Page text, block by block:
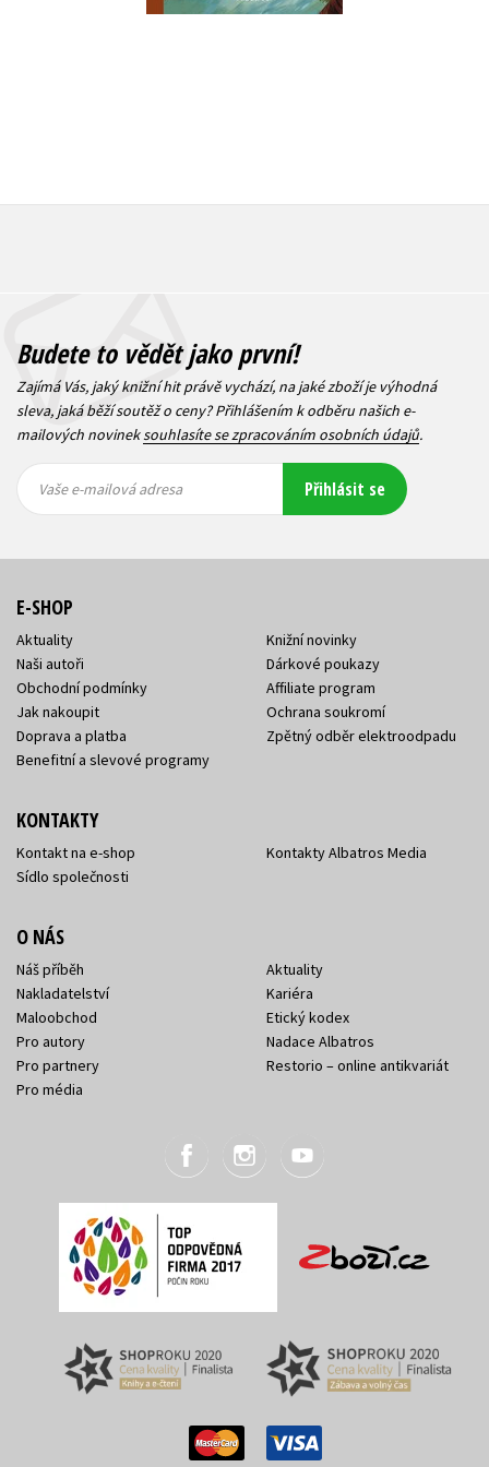
Budete to vědět jako první!
Zajímá Vás, jaký knižní hit právě vychází, na jaké zboží je výhodná
sleva, jaká běží soutěž o ceny? Přihlášením k odběru našich e-
mailových novineksouhlasíte se zpracováním osobních údajů.
mailová
mailová
Vaše e-mailová adresa Přihlásit se
E-SHOP
Aktuality
Naši autoři
Obchodní podmínky
Jak nakoupit
Doprava a platba
Benefitní a slevové programy
Knižní novinky
Dárkové poukazy
Affiliate program
Ochrana soukromí
Zpětný odběr elektroodpadu
KONTAKTY
Kontakt na e-shop
Sídlo společnosti
Kontakty Albatros Media
O NÁS
Náš příběh
Nakladatelství
Maloobchod
Pro autory
Pro partnery
Pro média
Aktuality
Kariéra
Etický kodex
Nadace Albatros
Restorio – online antikvariát